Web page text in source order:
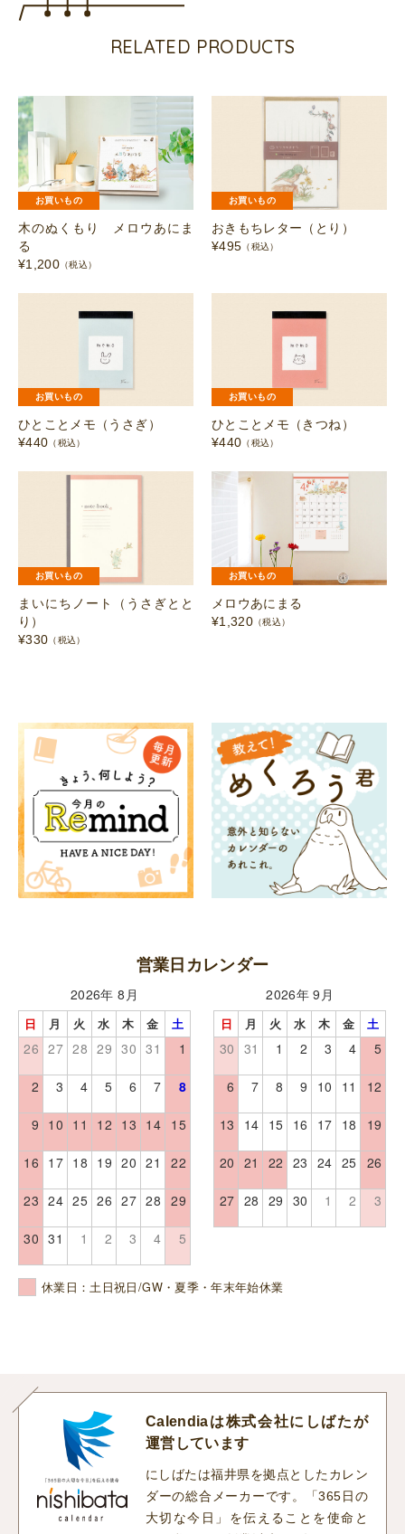
個
RELATED PRODUCTS
お買いもの
木のぬくもり メロウあにま
る
¥1,200 （税込）
お買いもの
おきもちレター（とり）
¥495 （税込）
お買いもの
ひとことメモ（うさぎ）
¥440 （税込）
お買いもの
ひとことメモ（きつね）
¥440 （税込）
お買いもの
まいにちノート（うさぎとと
り）
¥330 （税込）
お買いもの
メロウあにまる
¥1,320 （税込）
営業日カレンダー
2026年 8月
日 月 火 水 木 金 土
26 27 28 29 30 31 1
2 3 4 5 6 7 8
9 10 11 12 13 14 15
16 17 18 19 20 21 22
23 24 25 26 27 28 29
30 31 1 2 3 4 5
2026年 9月
日 月 火 水 木 金 土
30 31 1 2 3 4 5
6 7 8 9 10 11 12
13 14 15 16 17 18 19
20 21 22 23 24 25 26
27 28 29 30 1 2 3
休業日：土日祝日/GW・夏季・年末年始休業
Calendiaは株式会社にしばたが
運営しています
にしばたは福井県を拠点としたカレン
ダーの総合メーカーです。「365日の
大切な今日」を伝えることを使命と